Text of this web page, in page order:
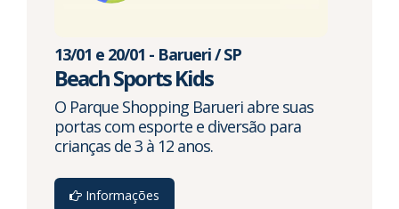
13/01 e 20/01 - Barueri / SP
Beach Sports Kids
O Parque Shopping Barueri abre suas
portas com esporte e diversão para
crianças de 3 à 12 anos.
Informações